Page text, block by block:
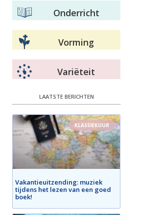
Onderricht
Vorming
Variëteit
LAATSTE BERICHTEN
KLASSIEKUUR
Vakantieuitzending: muziek
tijdens het lezen van een goed
boek!